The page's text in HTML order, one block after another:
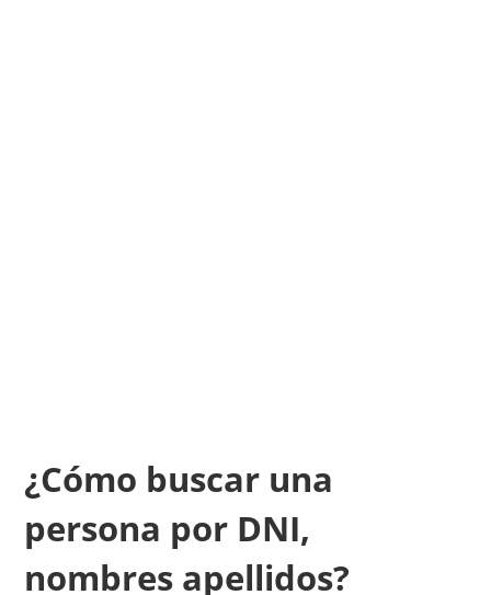
¿Cómo buscar una
persona por DNI,
nombres apellidos?